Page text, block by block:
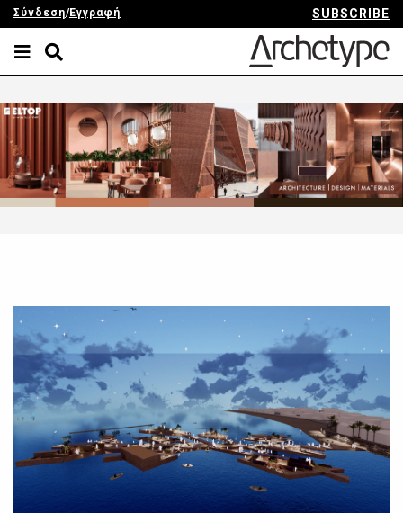
Σύνδεση/Εγγραφή SUBSCRIBE